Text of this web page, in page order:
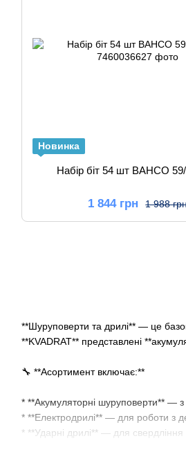
**Шуруповерти та дрилі** — це
**KVADRAT** представлені
🔧 **Асортимент включає:**
* **Акумуляторні шуруповерти** —
* **Електродрилі** — для роботи з
* **Ударні дрилі** — для свердління
Новинка
Набір біт 54 шт BAHCO
1 988
1 844 грн